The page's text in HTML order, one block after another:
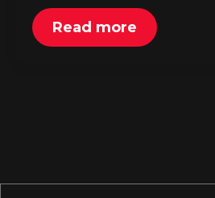
Read more